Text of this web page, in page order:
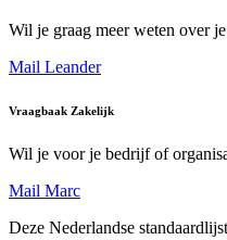
Wil je graag meer weten over
Mail Leander
Vraagbaak Zakelijk
Wil je voor je bedrijf of
Mail Marc
Deze Nederlandse